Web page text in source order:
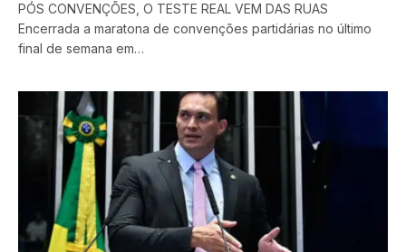
PÓS CONVENÇÕES, O TESTE REAL VEM DAS RUAS
Encerrada a maratona de convenções partidárias no último
final de semana em…